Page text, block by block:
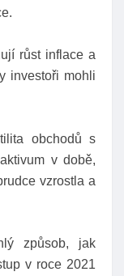
růst inflace a
investoři mohli
obchodů s
v době,
vzrostla a
způsob, jak
v roce 2021